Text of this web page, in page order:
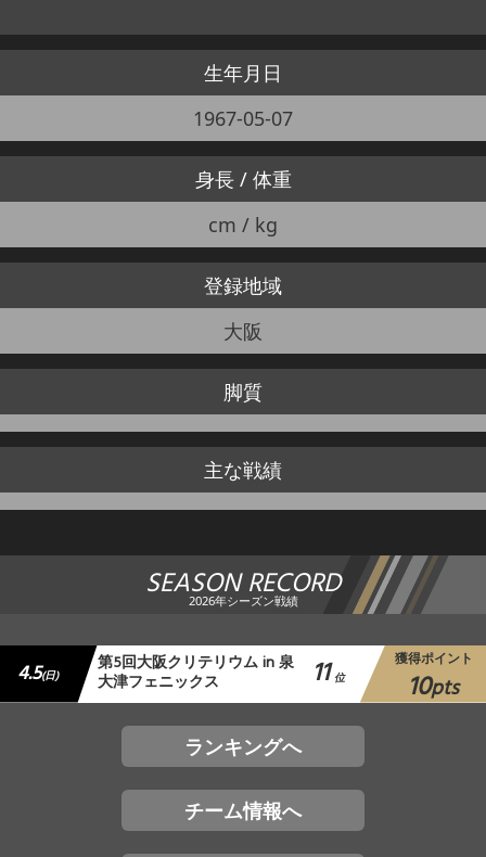
生年月日
1967-05-07
身長 / 体重
cm / kg
登録地域
大阪
脚質
主な戦績
SEASON RECORD
2026年シーズン戦績
4.5(日) 第5回大阪クリテリウム in 泉
大津フェニックス 11 位
獲得ポイント
10pts
ランキングへ
チーム情報へ